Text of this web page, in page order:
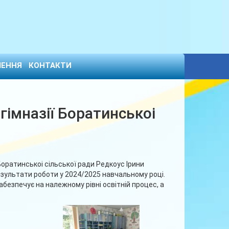
КОНТАКТИ
Боратинськоі
сільської ради Редкоус Ірини
роботи у 2024/2025 навчальному році.
на належному рівні освітній процес, а